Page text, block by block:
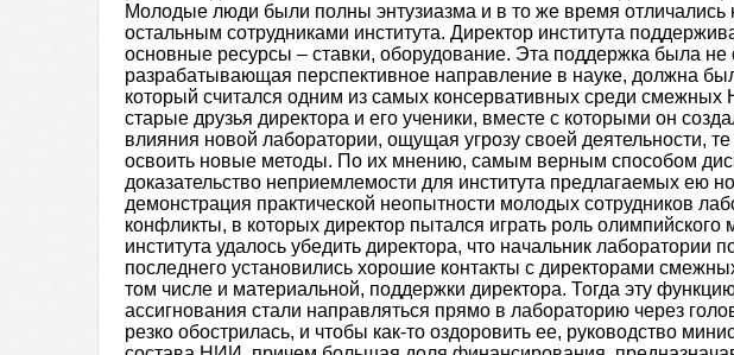
Молодые люди были полны энтузиазма и в то же время
остальным сотрудниками института. Директор института
основные ресурсы – ставки, оборудование. Эта поддержка была
разрабатывающая перспективное направление в науке, должна
который считался одним из самых консервативных среди
старые друзья директора и его ученики, вместе с которыми он
влияния новой лаборатории, ощущая угрозу своей деятельности,
освоить новые методы. По их мнению, самым верным способом
доказательство неприемлемости для института предлагаемых ею
демонстрация практической неопытности молодых сотрудников
конфликты, в которых директор пытался играть роль
института удалось убедить директора, что начальник лаборатории
последнего установились хорошие контакты с директорами
том числе и материальной, поддержки директора. Тогда эту
ассигнования стали направляться прямо в лабораторию через
резко обострилась, и чтобы как-то оздоровить ее, руководство